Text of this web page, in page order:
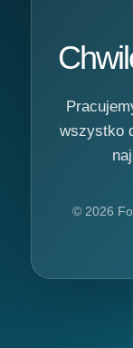
wszystko
© 2026